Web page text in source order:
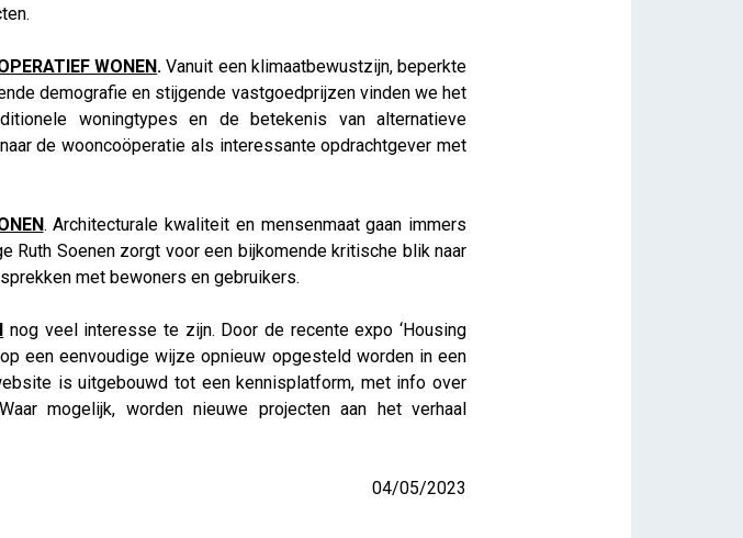
WONEN . Vanuit een klimaatbewustzijn, beperkte
demografie en stijgende vastgoedprijzen vinden we het
woningtypes en de betekenis van alternatieve
de wooncoöperatie als interessante opdrachtgever met
. Architecturale kwaliteit en mensenmaat gaan immers
Ruth Soenen zorgt voor een bijkomende kritische blik naar
met bewoners en gebruikers.
nog veel interesse te zijn. Door de recente expo ‘Housing
een eenvoudige wijze opnieuw opgesteld worden in een
is uitgebouwd tot een kennisplatform, met info over
mogelijk, worden nieuwe projecten aan het verhaal
04/05/2023